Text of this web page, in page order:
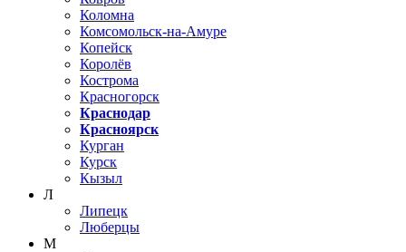
Коломна
Комсомольск-на-Амуре
Копейск
Королёв
Кострома
Красногорск
Краснодар
Красноярск
Курган
Курск
Кызыл
Л
Липецк
Люберцы
М